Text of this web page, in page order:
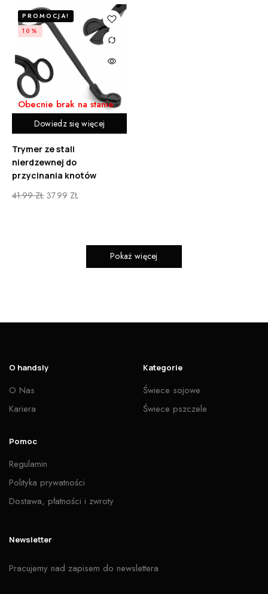
Dowiedz się więcej
Obecnie brak na stanie
PROMOCJA!
10%
Trymer ze stali
nierdzewnej do
przycinania knotów
41.99ZŁ 37.99 ZŁ
Pokaż więcej
O handsly
O Nas
Kariera
Kategorie
Świece sojowe
Świece pszczele
Pomoc
Regulamin
Polityka prywatności
Dostawa, płatności i zwroty
Newsletter
Pracujemy nad zapisem do newslettera